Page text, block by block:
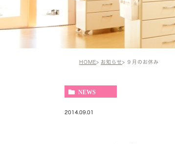
HOME お知らせ ９月のお休み
NEWS
2014.09.01